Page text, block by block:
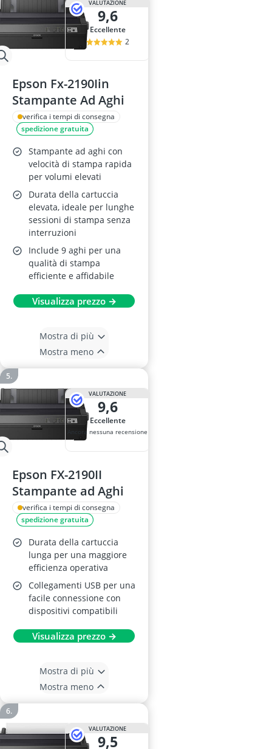
VALUTAZIONE
9,6
Eccellente
2
Epson Fx-2190Iin
Stampante Ad Aghi
verifica i tempi di consegna
spedizione gratuita
Stampante ad aghi con
velocità di stampa rapida
per volumi elevati
Durata della cartuccia
elevata, ideale per lunghe
sessioni di stampa senza
interruzioni
Include 9 aghi per una
qualità di stampa
efficiente e affidabile
Visualizza prezzo →
Mostra di più
Mostra meno
VALUTAZIONE
9,6
Eccellente
Ancora nessuna recensione
Epson FX-2190II
Stampante ad Aghi
verifica i tempi di consegna
spedizione gratuita
Durata della cartuccia
lunga per una maggiore
efficienza operativa
Collegamenti USB per una
facile connessione con
dispositivi compatibili
Visualizza prezzo →
Mostra di più
Mostra meno
VALUTAZIONE
9,5